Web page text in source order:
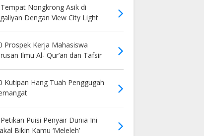
Nongkrong Asik di
Dengan View City Light
Prospek Kerja Mahasiswa
Ilmu Al- Qur’an dan Tafsir
Kutipan Hang Tuah Penggugah
Puisi Penyair Dunia Ini
Bikin Kamu ‘Meleleh’